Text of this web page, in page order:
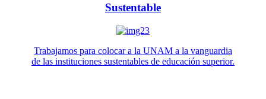
Sustentable
Trabajamos para colocar a la UNAM a la vanguardia
de las instituciones sustentables de educación superior.